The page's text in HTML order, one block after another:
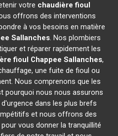
votre chaudière fioul
offrons des interventions
à vos besoins en matière
Sallanches. Nos plombiers
et réparer rapidement les
fioul Chappee Sallanches,
une fuite de fioul ou
Nous comprenons que les
pourquoi nous nous assurons
dans les plus brefs
et nous offrons des
vous donner la tranquillité